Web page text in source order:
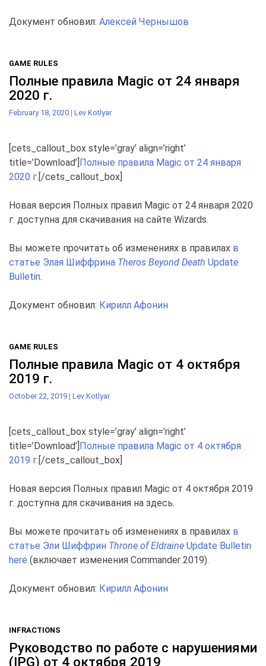
Документ обновил: Алексей Чернышов
GAME RULES
Полные правила Magic от 24 января
2020 г.
February 18, 2020 | Lev Kotlyar
[cets_callout_box style=’gray’ align=’right’
title=’Download’] Полные правила Magic от 24 января
2020 г. [/cets_callout_box]
Новая версия Полных правил Magic от 24 января 2020
г. доступна для скачивания на сайте Wizards.
Вы можете прочитать об изменениях в правилах в
статье Элая Шиффрина Theros Beyond Death Update
Bulletin.
Документ обновил: Кирилл Афонин
GAME RULES
Полные правила Magic от 4 октября
2019 г.
October 22, 2019 | Lev Kotlyar
[cets_callout_box style=’gray’ align=’right’
title=’Download’] Полные правила Magic от 4 октября
2019 г. [/cets_callout_box]
Новая версия Полных правил Magic от 4 октября 2019
г. доступна для скачивания на здесь.
Вы можете прочитать об изменениях в правилах в
статье Эли Шиффрин Throne of Eldraine Update Bulletin
here (включает изменения Commander 2019).
Документ обновил: Кирилл Афонин
INFRACTIONS
Руководство по работе с нарушениями
(IPG) от 4 октября 2019